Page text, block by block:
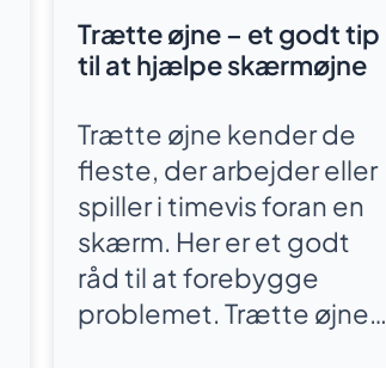
Trætte øjne – et godt tip
til at hjælpe skærmøjne
Trætte øjne kender de
fleste, der arbejder eller
spiller i timevis foran en
skærm. Her er et godt
råd til at forebygge
problemet. Trætte øjne…